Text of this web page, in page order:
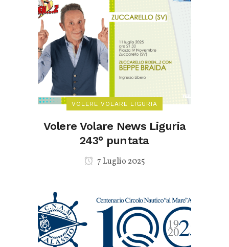
VOLERE VOLARE LIGURIA
Volere Volare News Liguria
243° puntata
7 Luglio 2025